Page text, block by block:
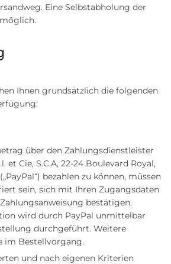
Eine Selbstabholung der
Ihnen grundsätzlich die folgenden
über den Zahlungsdienstleister
et Cie, S.C.A, 22-24 Boulevard Royal,
bezahlen zu können, müssen
sein, sich mit Ihren Zugangsdaten
bestätigen.
wird durch PayPal unmittelbar
durchgeführt. Weitere
im Bestellvorgang.
und nach eigenen Kriterien